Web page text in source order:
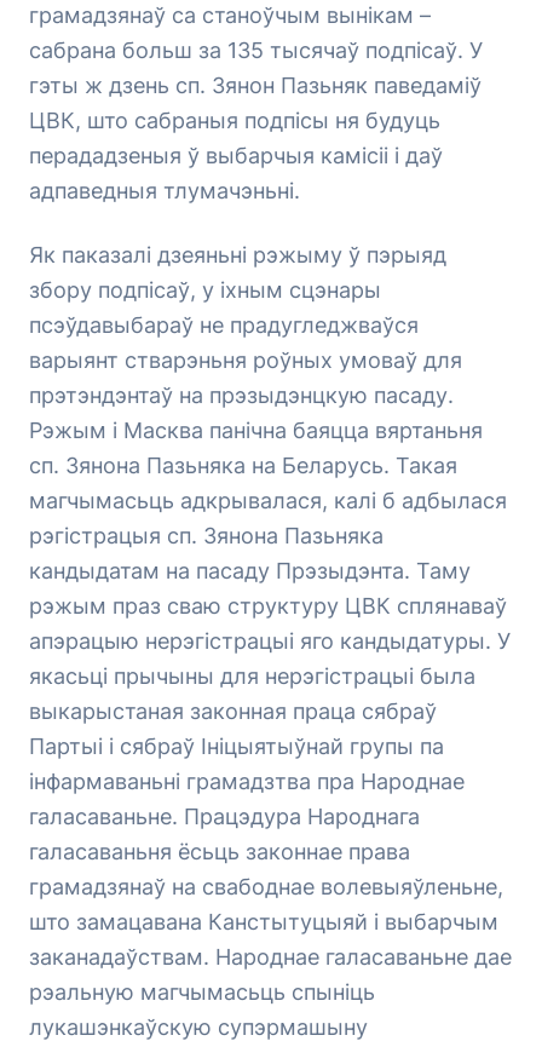
грамадзянаў са станоўчым вынікам –
сабрана больш за 135 тысячаў подпісаў. У
гэты ж дзень сп. Зянон Пазьняк паведаміў
ЦВК, што сабраныя подпісы ня будуць
перададзеныя ў выбарчыя камісіі і даў
адпаведныя тлумачэньні.
Як паказалі дзеяньні рэжыму ў пэрыяд
збору подпісаў, у іхным сцэнары
псэўдавыбараў не прадугледжваўся
варыянт стварэньня роўных умоваў для
прэтэндэнтаў на прэзыдэнцкую пасаду.
Рэжым і Масква панічна баяцца вяртаньня
сп. Зянона Пазьняка на Беларусь. Такая
магчымасьць адкрывалася, калі б адбылася
рэгістрацыя сп. Зянона Пазьняка
кандыдатам на пасаду Прэзыдэнта. Таму
рэжым праз сваю структуру ЦВК сплянаваў
апэрацыю нерэгістрацыі яго кандыдатуры. У
якасьці прычыны для нерэгістрацыі была
выкарыстаная законная праца сябраў
Партыі і сябраў Ініцыятыўнай групы па
інфармаваньні грамадзтва пра Народнае
галасаваньне. Працэдура Народнага
галасаваньня ёсьць законнае права
грамадзянаў на свабоднае волевыяўленьне,
што замацавана Канстытуцыяй і выбарчым
заканадаўствам. Народнае галасаваньне дае
рэальную магчымасьць спыніць
лукашэнкаўскую супэрмашыну